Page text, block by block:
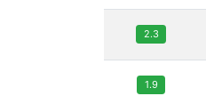
2.3
1.9